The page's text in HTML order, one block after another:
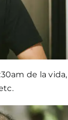
de la vida,